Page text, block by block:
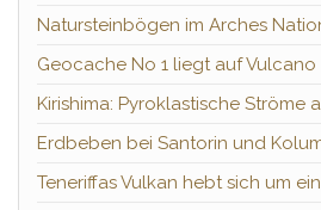
Natursteinbögen im Arches
Geocache No 1 liegt auf Vulcano
Kirishima: Pyroklastische Ströme
Erdbeben bei Santorin und
Teneriffas Vulkan hebt sich um